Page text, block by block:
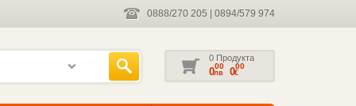
0888/270 205 0894/579 974
0 Продукта
000
лв 000
€